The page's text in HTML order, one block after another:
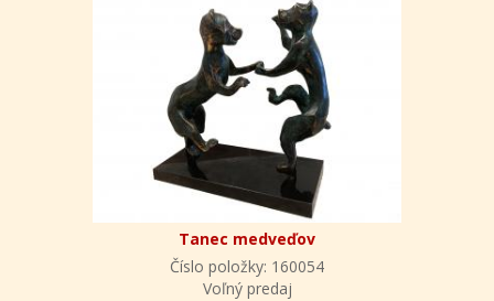
Tanec medveďov
Číslo položky: 160054
Voľný predaj